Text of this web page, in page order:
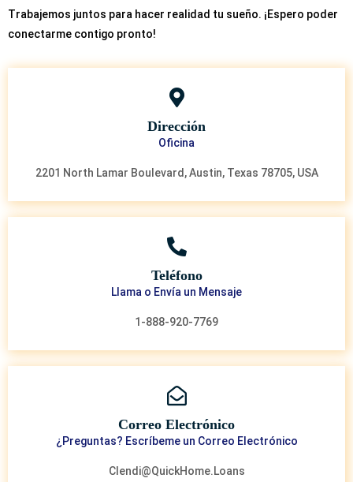
Trabajemos juntos para hacer realidad tu sueño. ¡Espero poder
conectarme contigo pronto!
Dirección
Oficina
2201 North Lamar Boulevard, Austin, Texas 78705, USA
Teléfono
Llama o Envía un Mensaje
1-888-920-7769
Correo Electrónico
¿Preguntas? Escríbeme un Correo Electrónico
Clendi@QuickHome.Loans